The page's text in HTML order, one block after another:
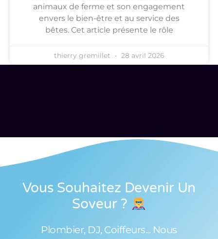
animaux de ferme et son engagement
envers le bien-être et au service des
bêtes. Cet article présente le rôle
thierry gremillet 28 avril 2026
Vous Souhaitez Devenir Un
Soveur ?
Plombier, DJ, Coiffeurs... Nous